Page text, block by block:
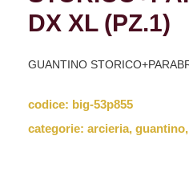
DX XL (PZ.1)
GUANTINO
codice: big-53p855
categorie: arcieria, guantino,